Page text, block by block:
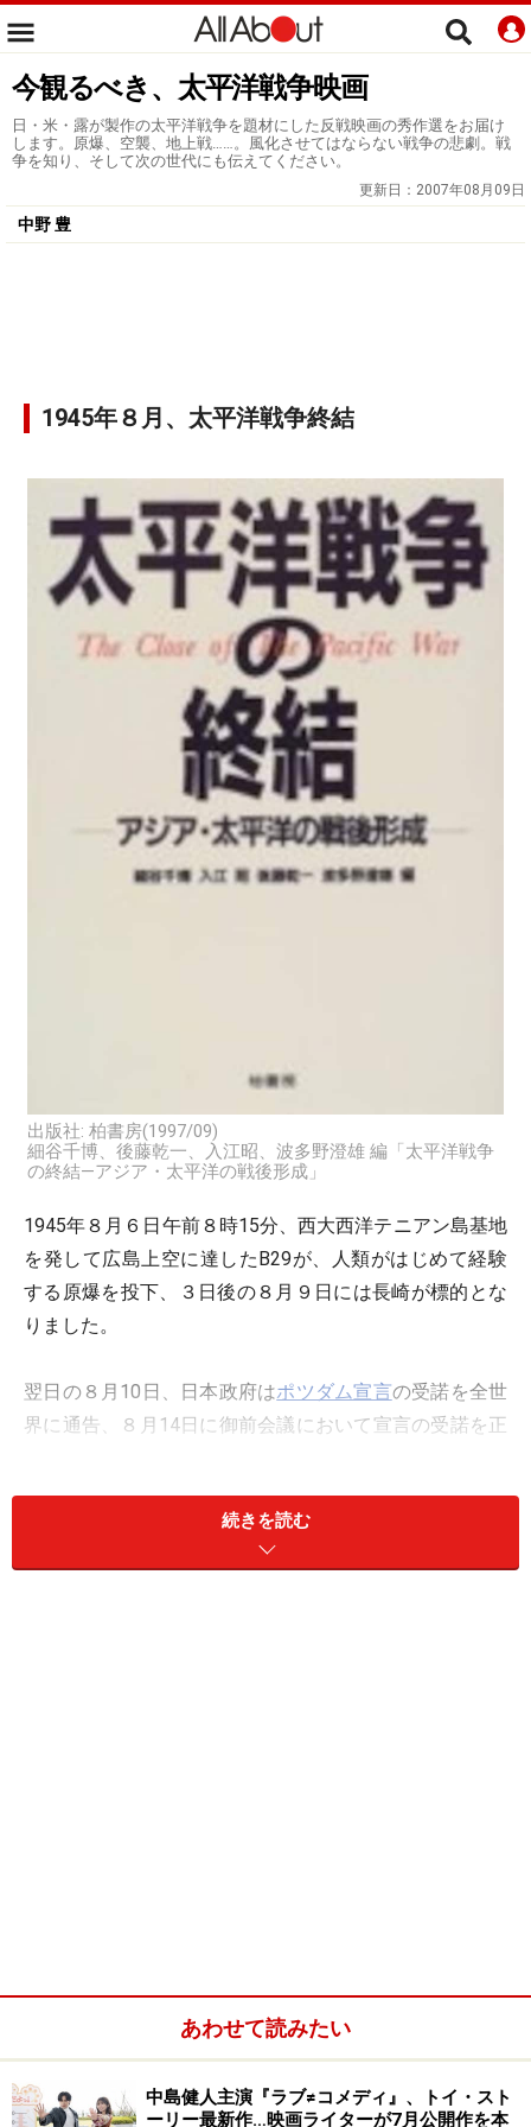
今観るべき、太平洋戦争映画
日・米・露が製作の太平洋戦争を題材にした反戦映画の秀作選をお届け
します。原爆、空襲、地上戦……。風化させてはならない戦争の悲劇。戦
争を知り、そして次の世代にも伝えてください。
更新日： 2007年08月09日
中野 豊
1945年８月、太平洋戦争終結
出版社: 柏書房(1997/09)
細谷千博、後藤乾一、入江昭、波多野澄雄 編「太平洋戦争
の終結―アジア・太平洋の戦後形成」
1945年８月６日午前８時15分、西大西洋テニアン島基地
を発して広島上空に達したB29が、人類がはじめて経験
する原爆を投下、３日後の８月９日には長崎が標的とな
りました。
翌日の８月10日、日本政府はポツダム宣言の受諾を全世
界に通告、８月14日に御前会議において宣言の受諾を正
録音したレコードで、全国に同宣言の受諾を国民に知ら
せる玉音放送が行なわれました。神（天皇）が人に戻ら
続きを読む
あわせて読みたい
中島健人主演『ラブ≠コメディ』、トイ・スト
ーリー最新作…映画ライターが7月公開作を本